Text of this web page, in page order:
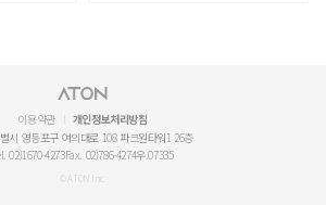
이용약관
개인정보처리방침
시 영등포구 여의대로 108 파크원타워1 26층
02)1670-4273Fax. 02)786-4274우.07335
© ATON Inc.